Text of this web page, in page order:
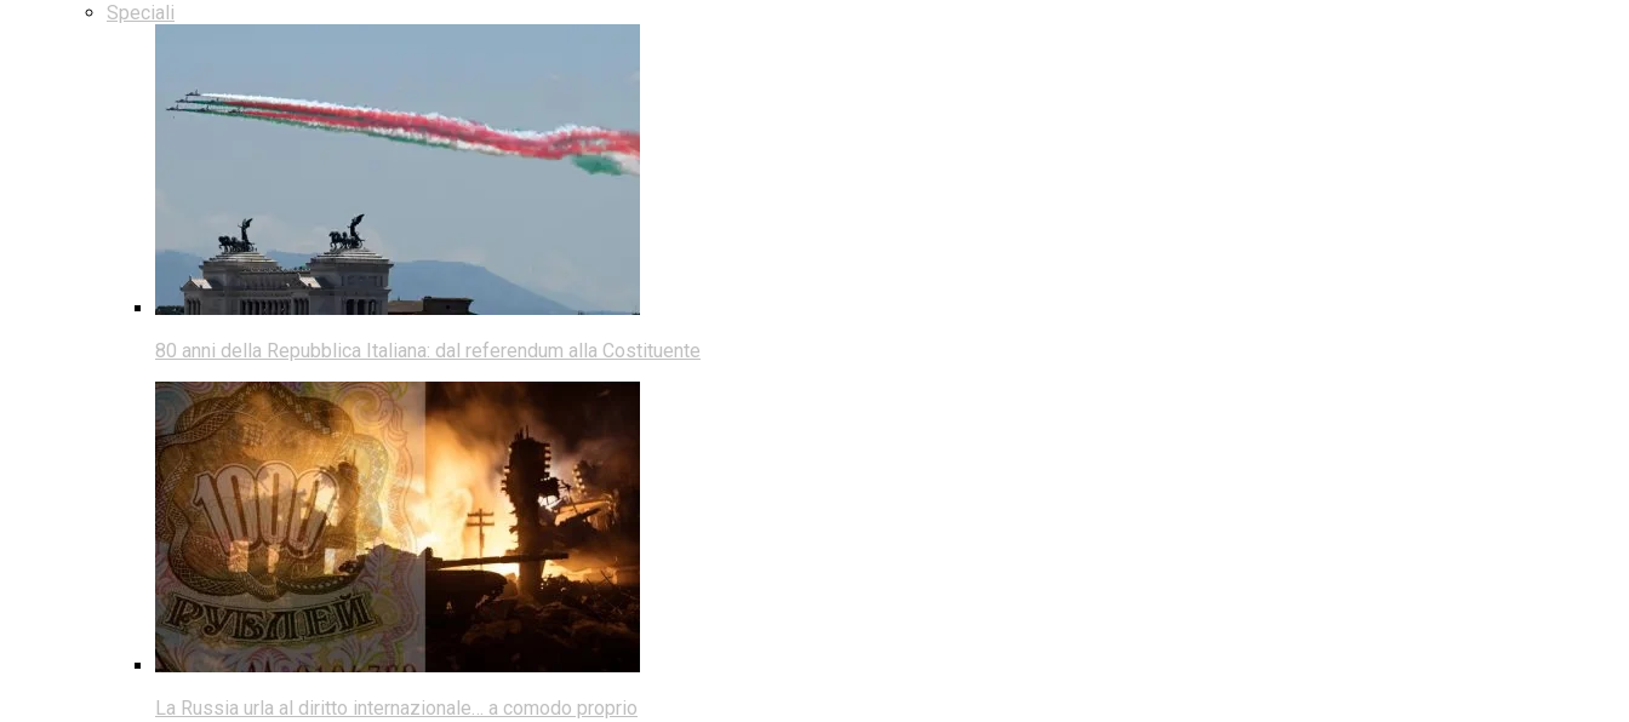
Speciali
80 anni della Repubblica Italiana: dal referendum alla Costituente
La Russia urla al diritto internazionale… a comodo proprio